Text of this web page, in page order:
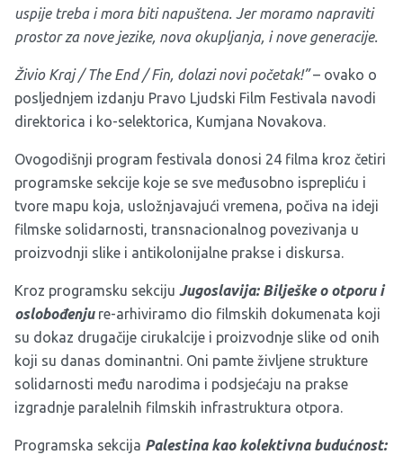
uspije treba i mora biti napuštena. Jer moramo napraviti
prostor za nove jezike, nova okupljanja, i nove generacije.
Živio Kraj / The End / Fin, dolazi novi početak!”– ovako o
posljednjem izdanju Pravo Ljudski Film Festivala navodi
direktorica i ko-selektorica, Kumjana Novakova.
Ovogodišnji program festivala donosi 24 filma kroz četiri
programske sekcije koje se sve međusobno isprepliću i
tvore mapu koja, usložnjavajući vremena, počiva na ideji
filmske solidarnosti, transnacionalnog povezivanja u
proizvodnji slike i antikolonijalne prakse i diskursa.
Kroz programsku sekciju Jugoslavija: Bilješke o otporu i
oslobođenjure-arhiviramo dio filmskih dokumenata koji
su dokaz drugačije cirukalcije i proizvodnje slike od onih
koji su danas dominantni. Oni pamte življene strukture
solidarnosti među narodima i podsjećaju na prakse
izgradnje paralelnih filmskih infrastruktura otpora.
Programska sekcija Palestina kao kolektivna budućnost: